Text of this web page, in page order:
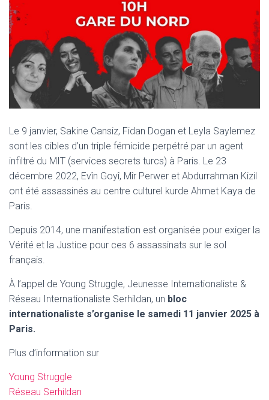
Le 9 janvier, Sakine Cansiz, Fidan Dogan et Leyla Saylemez
sont les cibles d’un triple fémicide perpétré par un agent
infiltré du MIT (services secrets turcs) à Paris. Le 23
décembre 2022, Evîn Goyî, Mîr Perwer et Abdurrahman Kizil
ont été assassinés au centre culturel kurde Ahmet Kaya de
Paris.
Depuis 2014, une manifestation est organisée pour exiger la
Vérité et la Justice pour ces 6 assassinats sur le sol
français.
À l’appel de Young Struggle, Jeunesse Internationaliste &
Réseau Internationaliste Serhildan, un bloc
internationaliste s’organise le samedi 11 janvier 2025 à
Paris.
Plus d’information sur
Young Struggle
Réseau Serhildan